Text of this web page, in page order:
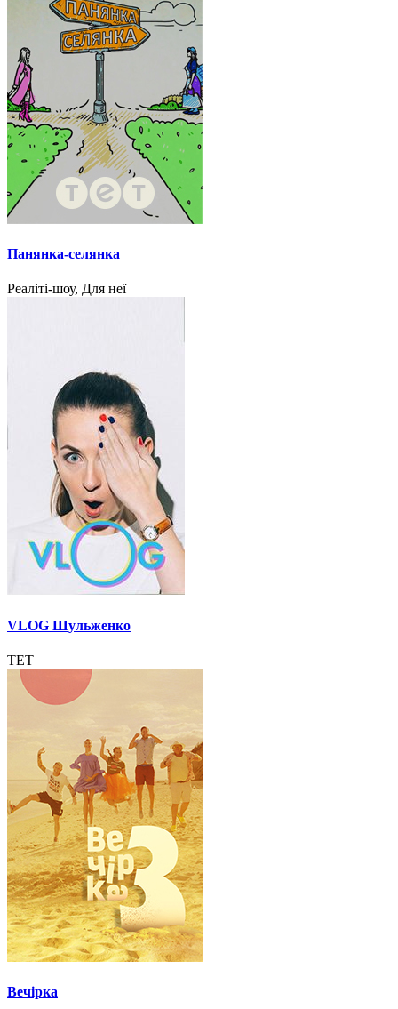
Панянка-селянка
Реаліті-шоу, Для неї
VLOG Шульженко
ТЕТ
Вечірка